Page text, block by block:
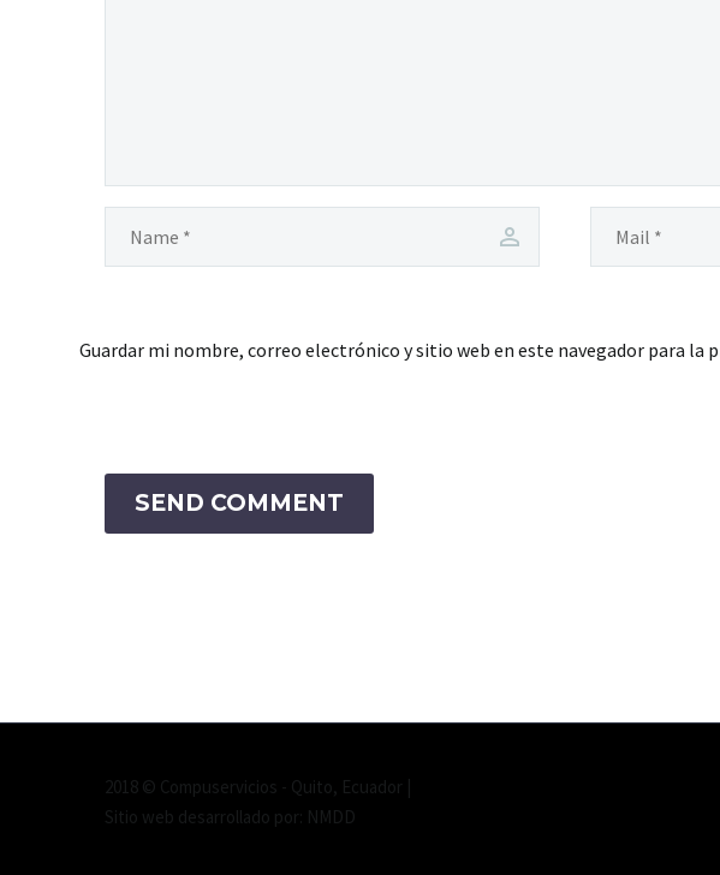
Guardar mi nombre, correo electrónico y sitio web en este navegador para la
SEND COMMENT
2018 © Compuservicios - Quito, Ecuador |
Sitio web desarrollado por: NMDD